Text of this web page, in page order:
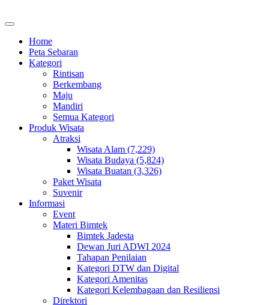
Home
Peta Sebaran
Kategori
Rintisan
Berkembang
Maju
Mandiri
Semua Kategori
Produk Wisata
Atraksi
Wisata Alam (7,229)
Wisata Budaya (5,824)
Wisata Buatan (3,326)
Paket Wisata
Suvenir
Informasi
Event
Materi Bimtek
Bimtek Jadesta
Dewan Juri ADWI 2024
Tahapan Penilaian
Kategori DTW dan Digital
Kategori Amenitas
Kategori Kelembagaan dan Resiliensi
Direktori